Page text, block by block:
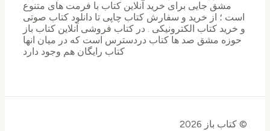
مشق جایی برای خرید ‌آنلاین کتاب با فرمت های متنوع
است ؛ از خرید و سفارش کتاب چاپی تا دانلود کتاب صوتی
و خرید کتاب الکترونیکی . در کتاب فروشی آنلاین کتاب باز
حوزه مشق صد ها کتاب دردسترس است که در میان انها
کتاب رایگان هم وجود دارد
© کتاب باز 2026